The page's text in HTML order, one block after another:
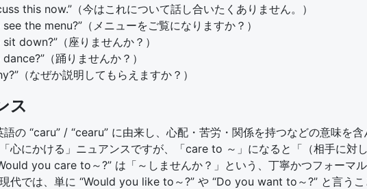
this now.”（今はこれについて話し合いたくありません。）
the menu?”（メニューをご覧になりますか？）
down?”（座りませんか？）
（踊りませんか？）
（なぜか説明してもらえますか？）
ス
語の “caru” / “cearu” に由来し、心配・苦労・関係を持つなどの意味を含
心にかける」ニュアンスですが、「care to ～」になると「（相手に対
you care to～?” は「～しませんか？」という、丁寧かつフォーマ
代では、単に “Would you like to～?” や “Do you want to～?” と言う